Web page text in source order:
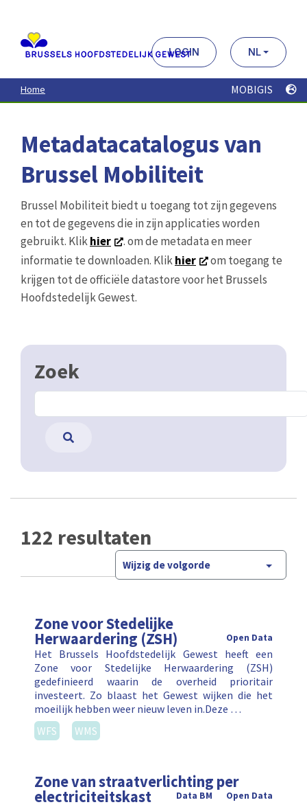
contenu
principal
LOGIN NL
Home MOBIGIS
Metadatacatalogus van
Brussel Mobiliteit
Brussel Mobiliteit biedt u toegang tot zijn gegevens
en tot de gegevens die in zijn applicaties worden
gebruikt. Klikhier
. om de metadata en meer
informatie te downloaden. Klikhier
om toegang te
krijgen tot de officiële datastore voor het Brussels
Hoofdstedelijk Gewest.
Zoek
122 resultaten
Wijzig de volgorde
Zone voor Stedelijke
Herwaardering (ZSH) Open Data
Het Brussels Hoofdstedelijk Gewest heeft een
Zone voor Stedelijke Herwaardering (ZSH)
gedefinieerd waarin de overheid prioritair
investeert. Zo blaast het Gewest wijken die het
moeilijk hebben weer nieuw leven in.Deze …
WFS
WMS
Zone van straatverlichting per
electriciteitskast Open Data
Data BM